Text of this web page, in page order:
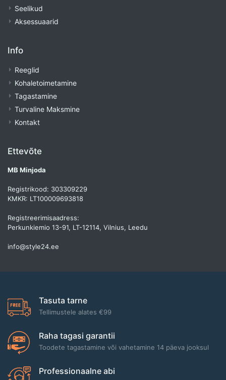
Seelikud
Aksessuaarid
Info
Reeglid
Kohaletoimetamine
Tagastamine
Turvaline Maksmine
Kontakt
Ettevõte
MB Minjoda
Registrikood: 303309229
KMKR: LT100009693818
Registreerimisaadress:
Perkunkiemio 13-91, LT-12114, Vilnius, Leedu
info@style24.ee
Tasuta tarne
Tellimustele alates €99
Raha tagasi garantii
Toodete tagastamine või vahetamine 14 päeva jooksul
Professionaalne abi